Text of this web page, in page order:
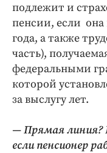
подлежит и
пенсии, если она
года, а также
часть),
федеральными
которой
за выслугу лет.
— Прямая линия?
если пенсионер